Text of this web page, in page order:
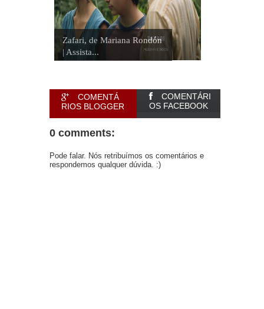
Zafari, de Mariana Rondón
| Assista...
COMENTÁ
RIOS BLOGGER
COMENTÁRI
OS FACEBOOK
0 comments:
Pode falar. Nós retribuímos os comentários e
respondemos qualquer dúvida. :)